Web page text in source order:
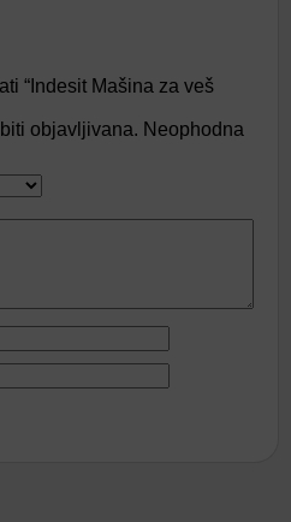
“Indesit Mašina za veš
objavljivana. Neophodna